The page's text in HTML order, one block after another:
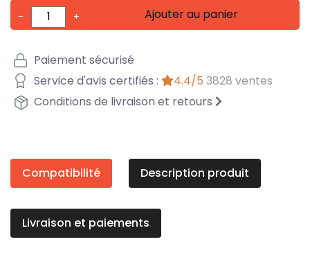
- + Ajouter au panier
Paiement sécurisé
Service d'avis certifiés :
4.4/5 3828 ventes
Conditions de livraison et retours
Compatibilité Description produit
Livraison et paiements